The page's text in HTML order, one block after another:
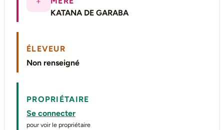
KATANA DE GARABA
ÉLEVEUR
Non renseigné
PROPRIÉTAIRE
Se connecter
pour voir le propriétaire